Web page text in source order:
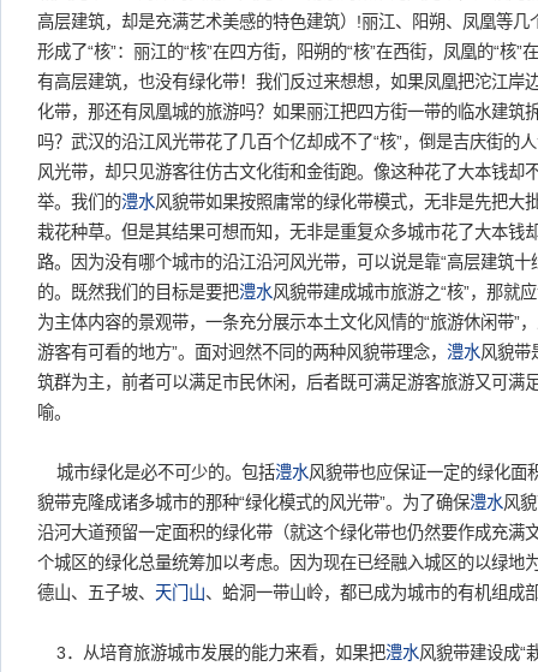
高层建筑，却是充满艺术美感的特色建筑）!丽江、阳朔、凤凰等
形成了“核”：丽江的“核”在四方街，阳朔的“核”在西街，凤凰的“核
有高层建筑，也没有绿化带！我们反过来想想，如果凤凰把沱江岸
化带，那还有凤凰城的旅游吗？如果丽江把四方街一带的临水建筑
吗？武汉的沿江风光带花了几百个亿却成不了“核”，倒是吉庆街的
风光带，却只见游客往仿古文化街和金街跑。像这种花了大本钱却
举。我们的澧水风貌带如果按照庸常的绿化带模式，无非是先把大
栽花种草。但是其结果可想而知，无非是重复众多城市花了大本钱
路。因为没有哪个城市的沿江沿河风光带，可以说是靠“高层建筑十
的。既然我们的目标是要把澧水风貌带建成城市旅游之“核”，那就
为主体内容的景观带，一条充分展示本土文化风情的“旅游休闲带”
游客有可看的地方”。面对迥然不同的两种风貌带理念， 澧水风貌带
筑群为主，前者可以满足市民休闲，后者既可满足游客旅游又可满
喻。
城市绿化是必不可少的。包括澧水风貌带也应保证一定的绿化面
貌带克隆成诸多城市的那种“绿化模式的风光带”。为了确保澧水风
沿河大道预留一定面积的绿化带（就这个绿化带也仍然要作成充满
个城区的绿化总量统筹加以考虑。因为现在已经融入城区的以绿地
德山、五子坡、 天门山、蛤洞一带山岭，都已成为城市的有机组成
3．从培育旅游城市发展的能力来看，如果把澧水风貌带建设成“